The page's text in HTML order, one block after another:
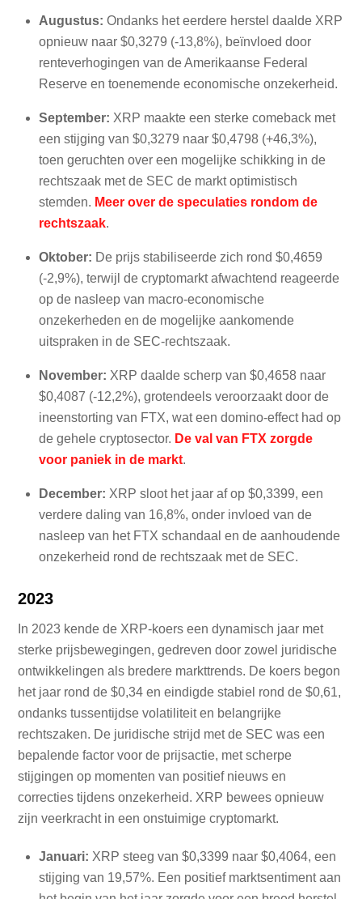
Augustus: Ondanks het eerdere herstel daalde XRP
opnieuw naar $0,3279 (-13,8%), beïnvloed door
renteverhogingen van de Amerikaanse Federal
Reserve en toenemende economische onzekerheid.
September: XRP maakte een sterke comeback met
een stijging van $0,3279 naar $0,4798 (+46,3%),
toen geruchten over een mogelijke schikking in de
rechtszaak met de SEC de markt optimistisch
stemden. Meer over de speculaties rondom de
rechtszaak.
Oktober: De prijs stabiliseerde zich rond $0,4659
(-2,9%), terwijl de cryptomarkt afwachtend reageerde
op de nasleep van macro-economische
onzekerheden en de mogelijke aankomende
uitspraken in de SEC-rechtszaak.
November: XRP daalde scherp van $0,4658 naar
$0,4087 (-12,2%), grotendeels veroorzaakt door de
ineenstorting van FTX, wat een domino-effect had op
de gehele cryptosector. De val van FTX zorgde
voor paniek in de markt.
December: XRP sloot het jaar af op $0,3399, een
verdere daling van 16,8%, onder invloed van de
nasleep van het FTX schandaal en de aanhoudende
onzekerheid rond de rechtszaak met de SEC.
2023
In 2023 kende de XRP-koers een dynamisch jaar met
sterke prijsbewegingen, gedreven door zowel juridische
ontwikkelingen als bredere markttrends. De koers begon
het jaar rond de $0,34 en eindigde stabiel rond de $0,61,
ondanks tussentijdse volatiliteit en belangrijke
rechtszaken. De juridische strijd met de SEC was een
bepalende factor voor de prijsactie, met scherpe
stijgingen op momenten van positief nieuws en
correcties tijdens onzekerheid. XRP bewees opnieuw
zijn veerkracht in een onstuimige cryptomarkt.
Januari: XRP steeg van $0,3399 naar $0,4064, een
stijging van 19,57%. Een positief marktsentiment aan